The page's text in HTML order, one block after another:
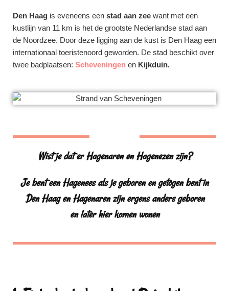
Den Haag is eveneens een stad aan zee want met een
kustlijn van 11 km is het de grootste Nederlandse stad aan
de Noordzee. Door deze ligging aan de kust is Den Haag een
internationaal toeristenoord geworden. De stad beschikt over
twee badplaatsen: Scheveningen en Kijkduin.
Wist je dat er Hagenaren en Hagenezen zijn?
Je bent eenHageneesals je geboren en getogen bent in
Den Haag enHagenarenzijn ergens anders geboren
en later hier komen wonen